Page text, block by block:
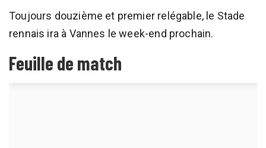
Toujours douzième et premier relégable, le Stade
rennais ira à Vannes le week-end prochain.
Feuille de match